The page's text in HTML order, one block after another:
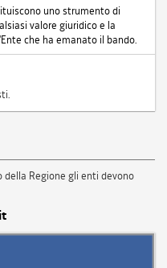
uno strumento di
valore giuridico e la
che ha emanato il bando.
della Regione gli enti devono